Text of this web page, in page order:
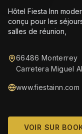
Hôtel Fiesta Inn
conçu pour les
salles de réunion,
66486 Monterrey
Carretera Miguel
www.fiestainn.com
VOIR SUR